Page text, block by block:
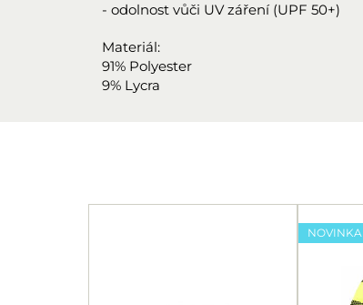
- odolnost vůči UV záření (UPF 50+)
Materiál:
91% Polyester
9% Lycra
NOVINKA